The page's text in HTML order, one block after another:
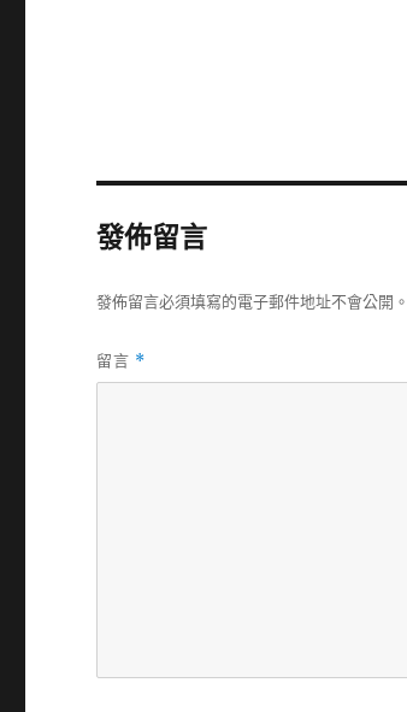
發佈留言
發佈留言必須填寫的電子郵件地址不會公開。
留言 *